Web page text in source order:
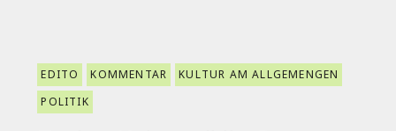
EDITO KOMMENTAR
KULTUR AM ALLGEMENGEN
POLITIK